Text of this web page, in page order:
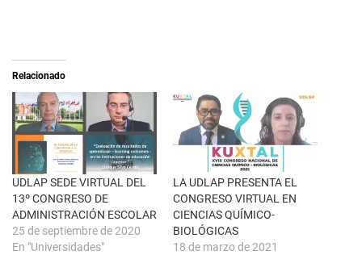
e
b
r
e
e
n
u
n
a
v
e
n
t
a
n
a
n
u
e
F
a
c
o
o
k
(
S
e
a
b
r
Relacionado
UDLAP SEDE VIRTUAL DEL
13º CONGRESO DE
ADMINISTRACIÓN ESCOLAR
25 de septiembre de 2020
En "Universidades"
LA UDLAP PRESENTA EL
CONGRESO VIRTUAL EN
CIENCIAS QUÍMICO-
BIOLÓGICAS
18 de marzo de 2021